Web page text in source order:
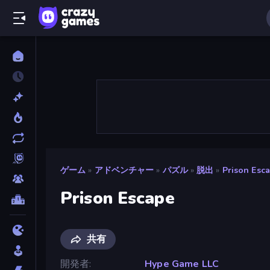
ゲーム » アドベンチャー » パズル » 脱出 » Prison
Prison Escape
共有
開発者
Hype Game LLC